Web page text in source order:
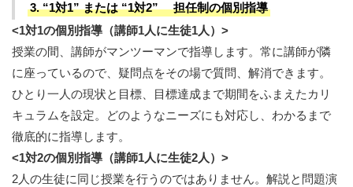
3. “1対1” または “1対2” 担任制の個別指導
<1対1の個別指導（講師1人に生徒1人）>
授業の間、講師がマンツーマンで指導します。常に講師が隣
に座っているので、疑問点をその場で質問、解消できます。
ひとり一人の現状と目標、目標達成まで期間をふまえたカリ
キュラムを設定。どのようなニーズにも対応し、わかるまで
徹底的に指導します。
<1対2の個別指導（講師1人に生徒2人）>
2人の生徒に同じ授業を行うのではありません。解説と問題演